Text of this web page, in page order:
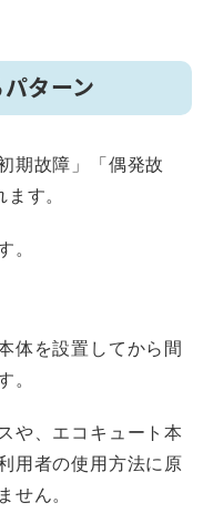
ターン
期故障」「偶発故
す。
。
体を設置してから間
。
や、エコキュート本
用者の使用方法に原
せん。